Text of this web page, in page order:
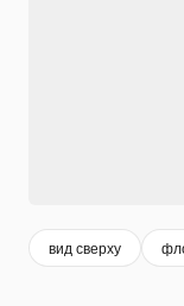
вид сверху